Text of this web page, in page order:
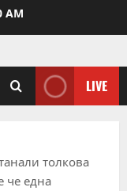
AM
LIVE
толкова
че една